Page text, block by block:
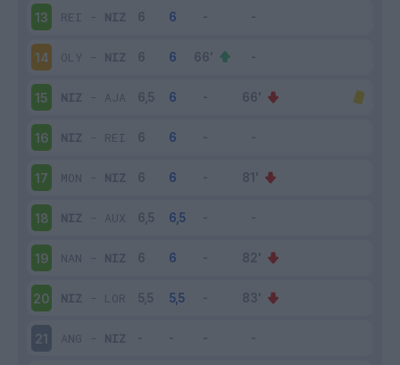
13 REI - NIZ
14 OLY - NIZ
15 NIZ - AJA
16 NIZ - REI
17 MON - NIZ
18 NIZ - AUX
19 NAN - NIZ
20 NIZ - LOR
21 ANG - NIZ